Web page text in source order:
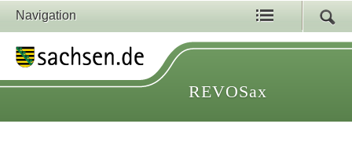
Navigation
REVOSax